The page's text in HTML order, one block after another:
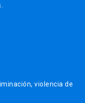
violencia de